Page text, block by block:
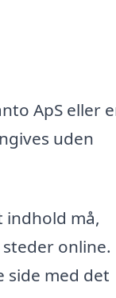
ApS eller
uden
indhold må,
side med det